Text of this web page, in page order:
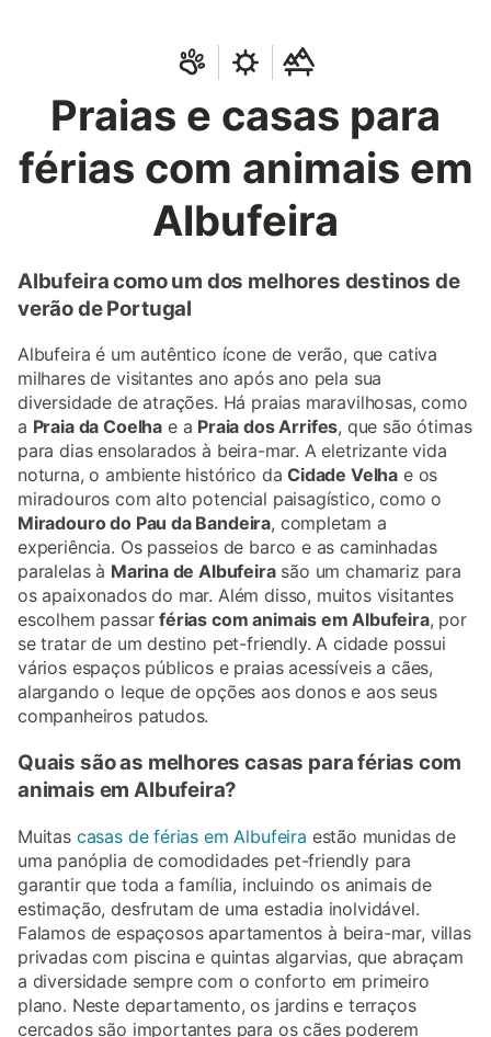
Praias e casas para
férias com animais em
Albufeira
Albufeira como um dos melhores destinos de
verão de Portugal
Albufeira é um autêntico ícone de verão, que cativa
milhares de visitantes ano após ano pela sua
diversidade de atrações. Há praias maravilhosas, como
a Praia da Coelha e a Praia dos Arrifes, que são ótimas
para dias ensolarados à beira-mar. A eletrizante vida
noturna, o ambiente histórico daCidade Velha e os
miradouros com alto potencial paisagístico, como o
Miradouro do Pau da Bandeira, completam a
experiência. Os passeios de barco e as caminhadas
paralelas à Marina de Albufeirasão um chamariz para
os apaixonados do mar. Além disso, muitos visitantes
escolhem passarférias com animais em Albufeira, por
se tratar de um destino pet-friendly. A cidade possui
vários espaços públicos e praias acessíveis a cães,
alargando o leque de opções aos donos e aos seus
companheiros patudos.
Quais são as melhores casas para férias com
animais em Albufeira?
Muitas casas de férias em Albufeira estão munidas de
uma panóplia de comodidades pet-friendly para
garantir que toda a família, incluindo os animais de
estimação, desfrutam de uma estadia inolvidável.
Falamos de espaçosos apartamentos à beira-mar, villas
privadas com piscina e quintas algarvias, que abraçam
a diversidade sempre com o conforto em primeiro
plano. Neste departamento, os jardins e terraços
cercados são importantes para os cães poderem